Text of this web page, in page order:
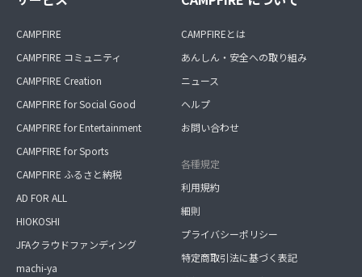
CAMPFIRE
CAMPFIRE コミュニティ
CAMPFIRE Creation
CAMPFIRE for Social Good
CAMPFIRE for Entertainment
CAMPFIRE for Sports
CAMPFIRE ふるさと納税
AD FOR ALL
HIOKOSHI
JFAクラウドファンディング
machi-ya
CAMPFIREとは
あんしん・安全への取り組み
ニュース
ヘルプ
お問い合わせ
各種規定
利用規約
細則
プライバシーポリシー
特定商取引法に基づく表記